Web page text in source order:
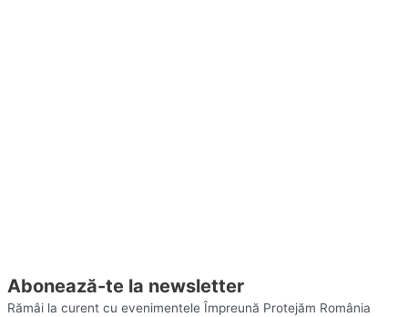
Abonează-te la newsletter
Rămâi la curent cu evenimentele Împreună Protejăm România